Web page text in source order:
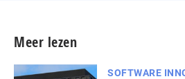
Meer lezen
SOFTWARE